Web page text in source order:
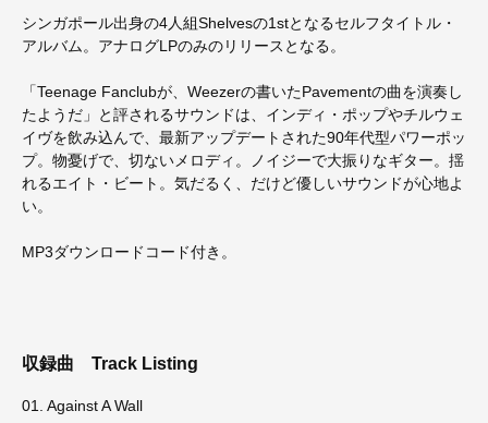
シンガポール出身の4人組Shelvesの1stとなるセルフタイトル・
アルバム。アナログLPのみのリリースとなる。
「Teenage Fanclubが、Weezerの書いたPavementの曲を演奏し
たようだ」と評されるサウンドは、インディ・ポップやチルウェ
イヴを飲み込んで、最新アップデートされた90年代型パワーポッ
プ。物憂げで、切ないメロディ。ノイジーで大振りなギター。揺
れるエイト・ビート。気だるく、だけど優しいサウンドが心地よ
い。
MP3ダウンロードコード付き。
収録曲 Track Listing
01. Against A Wall